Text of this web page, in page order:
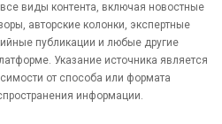
виды контента, включая новостные
авторские колонки, экспертные
публикации и любые другие
Указание источника является
от способа или формата
информации.